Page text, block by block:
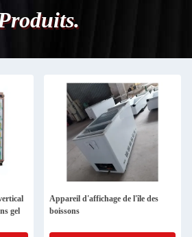
gel
Appareil d'affichage de l'île des
boissons